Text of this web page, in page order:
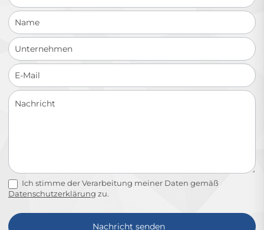
Ich stimme der Verarbeitung meiner Daten gemäß
Datenschutzerklärung zu.
Nachricht senden